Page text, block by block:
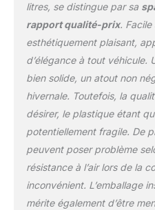
litres, se distingue par sa
rapport qualité-prix. Facile
esthétiquement plaisant,
d’élégance à tout véhicule.
bien solide, un atout non
hivernale. Toutefois, la
désirer, le plastique étant
potentiellement fragile. De
peuvent poser problème
résistance à l’air lors de la
inconvénient. L’emballage
mérite également d’être